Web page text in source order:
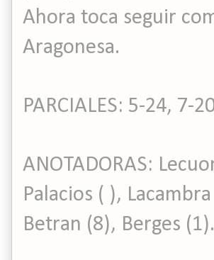
Ahora toca seguir
Aragonesa.
PARCIALES: 5-24,
ANOTADORAS:
Palacios ( ),
Betran (8), Berges (1).